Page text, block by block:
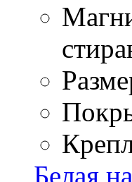
Белая